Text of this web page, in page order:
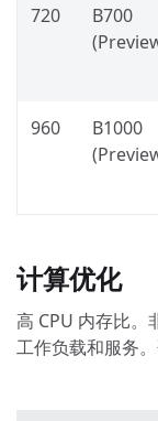
720
B700
960
B1000
计算优化
高 CPU 内存比。
工作负载和服务。